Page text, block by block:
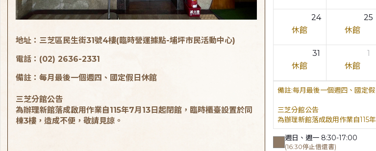
24
休館
25
休館
31
休館
1
休館
每月最後一個週四、國定
三芝分館公告
為辦理新館落成啟用作業自115
週日、週一 8:30-17:00
(16:30停止借還書)
地址：三芝區民生街31號4樓(臨時營運據點-埔坪市民活動中心)
電話：(02) 2636-2331
備註：每月最後一個週四、國定假日休館
三芝分館公告
為辦理新館落成啟用作業自115年7月13日起閉館，臨時櫃臺設置於同
棟3樓，造成不便，敬請見諒。